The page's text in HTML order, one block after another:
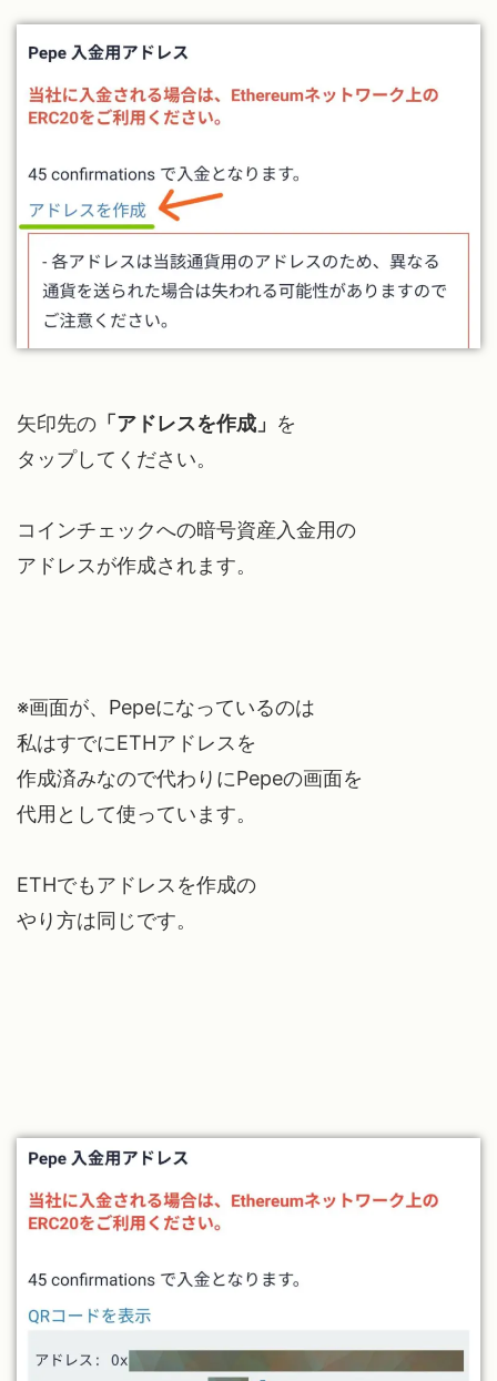
矢印先の 「アドレスを作成」 を
タップしてください。
コインチェックへの暗号資産入金用の
アドレスが作成されます。
※画面が、Pepeになっているのは
私はすでにETHアドレスを
作成済みなので代わりにPepeの画面を
代用として使っています。
ETHでもアドレスを作成の
やり方は同じです。